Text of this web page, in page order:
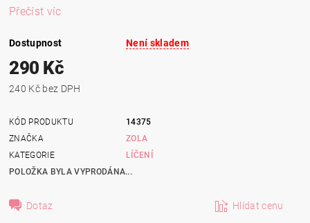
Přečíst víc
Dostupnost Není skladem
290 Kč
240 Kč bez DPH
KÓD PRODUKTU
14375
ZNAČKA
ZOLA
KATEGORIE
LÍČENÍ
POLOŽKA BYLA VYPRODÁNA...
Dotaz Hlídat cenu